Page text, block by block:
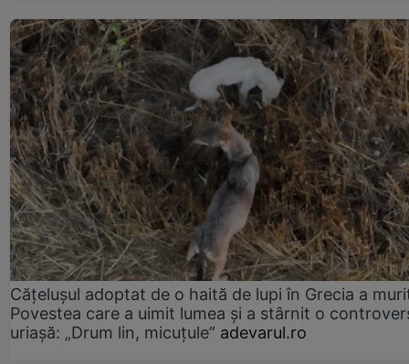
Cățelușul adoptat de o haită de lupi în Grecia a
Povestea care a uimit lumea și a stârnit o
uriașă: „Drum lin, micuțule” adevarul.ro